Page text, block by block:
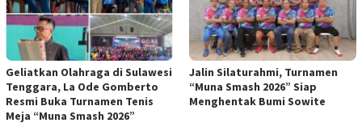
Geliatkan Olahraga di Sulawesi
Tenggara, La Ode Gomberto
Resmi Buka Turnamen Tenis
Meja “Muna Smash 2026”
Jalin Silaturahmi, Turnamen
“Muna Smash 2026” Siap
Menghentak Bumi Sowite